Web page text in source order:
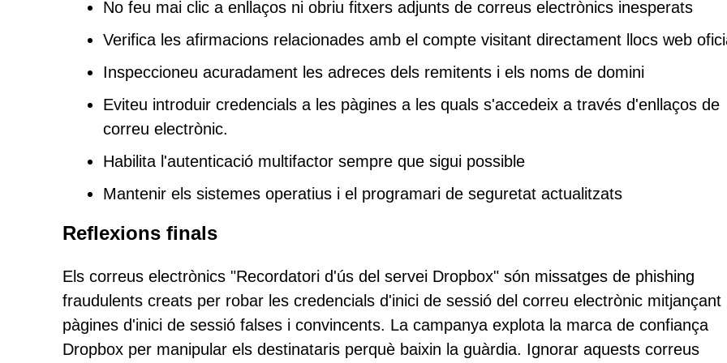
No feu mai clic a enllaços ni obriu fitxers adjunts de correus electrònics inesperats
Verifica les afirmacions relacionades amb el compte visitant directament llocs web
Inspeccioneu acuradament les adreces dels remitents i els noms de domini
Eviteu introduir credencials a les pàgines a les quals s'accedeix a través d'enllaços de
correu electrònic.
Habilita l'autenticació multifactor sempre que sigui possible
Mantenir els sistemes operatius i el programari de seguretat actualitzats
Reflexions finals
Els correus electrònics "Recordatori d'ús del servei Dropbox" són missatges de phishing
fraudulents creats per robar les credencials d'inici de sessió del correu electrònic mitjançant
pàgines d'inici de sessió falses i convincents. La campanya explota la marca de confiança
Dropbox per manipular els destinataris perquè baixin la guàrdia. Ignorar aquests correus